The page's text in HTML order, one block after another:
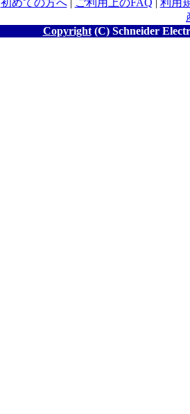
初めての方へ| ご利用上のFAQ
利用
Copyright(C) Schneider